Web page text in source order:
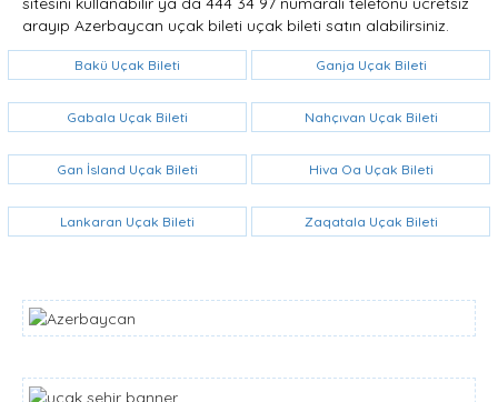
arayıp Azerbaycan uçak bileti uçak bileti satın alabilirsiniz.
Bakü Uçak Bileti Ganja Uçak Bileti
Gabala Uçak Bileti Nahçıvan Uçak Bileti
Gan İsland Uçak Bileti Hiva Oa Uçak Bileti
Lankaran Uçak Bileti Zaqatala Uçak Bileti